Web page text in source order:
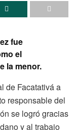
fue
el
la menor.
de Facatativá a
responsable del
se logró gracias
y al trabajo